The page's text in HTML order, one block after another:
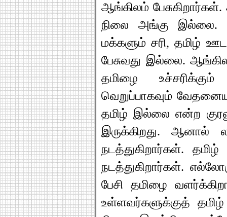
ஆங்கிலம்
நிலை அங்கு இல்லை.
மக்களும் சரி, தமிழ்
பேசுவது இல்லை.
தமிழை உச்சரிக்கும்
வெறுப்பாகவும்
தமிழ் இல்லை என்ற
இருக்கிறது. ஆனால்
நடத்துகிறார்கள்.
நடத்துகிறார்கள்.
பேசி தமிழை
உள்ளவர்களுக்குத் தமிழ்